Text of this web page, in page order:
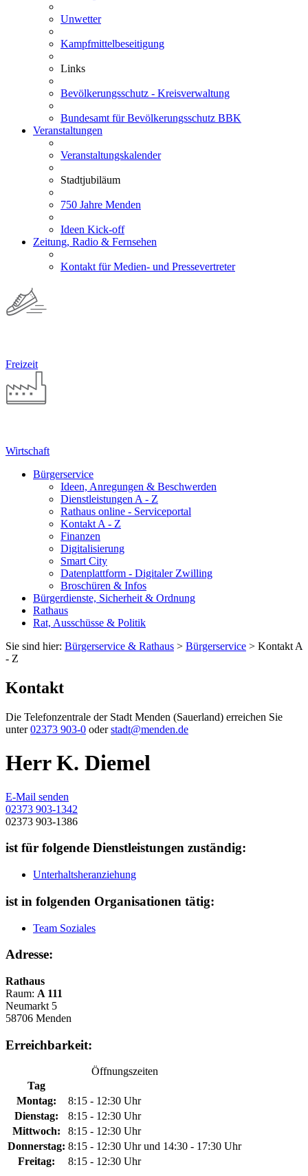
Unwetter
Kampfmittelbeseitigung
Links
Bevölkerungsschutz - Kreisverwaltung
Bundesamt für Bevölkerungsschutz BBK
Veranstaltungen
Veranstaltungskalender
Stadtjubiläum
750 Jahre Menden
Ideen Kick-off
Zeitung, Radio & Fernsehen
Kontakt für Medien- und Pressevertreter
Freizeit
Wirtschaft
Bürgerservice
Ideen, Anregungen & Beschwerden
Dienstleistungen A - Z
Rathaus online - Serviceportal
Kontakt A - Z
Finanzen
Digitalisierung
Smart City
Datenplattform - Digitaler Zwilling
Broschüren & Infos
Bürgerdienste, Sicherheit & Ordnung
Rathaus
Rat, Ausschüsse & Politik
Sie sind hier: Bürgerservice & Rathaus > Bürgerservice > Kontakt A
- Z
Kontakt
Die Telefonzentrale der Stadt Menden (Sauerland) erreichen Sie
unter02373 903-0 oderstadt@menden.de
Herr K. Diemel
E-Mail senden
02373 903-1342
02373 903-1386
ist für folgende Dienstleistungen zuständig:
Unterhaltsheranziehung
ist in folgenden Organisationen tätig:
Team Soziales
Adresse:
Rathaus
Raum: A 111
Neumarkt 5
58706 Menden
Erreichbarkeit:
Öffnungszeiten
Tag
Montag:
8:15 - 12:30 Uhr
Dienstag:
8:15 - 12:30 Uhr
Mittwoch:
8:15 - 12:30 Uhr
Donnerstag: 8:15 - 12:30 Uhr und 14:30 - 17:30 Uhr
Freitag:
8:15 - 12:30 Uhr